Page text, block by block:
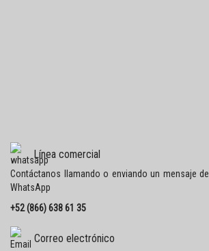
Línea comercial
Contáctanos llamando o enviando un mensaje de
WhatsApp
+52 (866) 638 61 35
Correo electrónico